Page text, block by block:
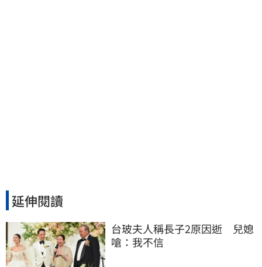
延伸閱讀
台玻夫人稱長子2原因逝　兒媳
嗆：我不信